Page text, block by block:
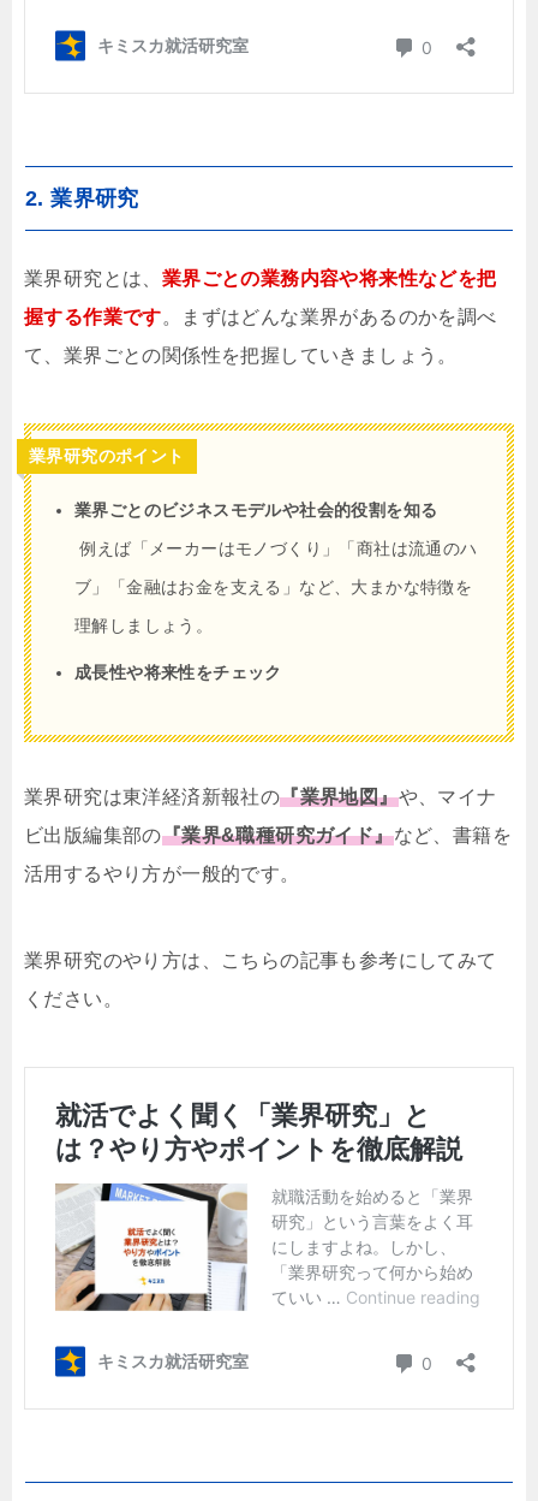
2. 業界研究
業界研究とは、 業界ごとの業務内容や将来性などを把
握する作業です。まずはどんな業界があるのかを調べ
て、業界ごとの関係性を把握していきましょう。
業界研究のポイント
業界ごとのビジネスモデルや社会的役割を知る
例えば「メーカーはモノづくり」「商社は流通のハ
ブ」「金融はお金を支える」など、大まかな特徴を
理解しましょう。
成長性や将来性をチェック
業界研究は東洋経済新報社の『業界地図』や、マイナ
ビ出版編集部の『業界&職種研究ガイド』など、書籍を
活用するやり方が一般的です。
業界研究のやり方は、こちらの記事も参考にしてみて
ください。